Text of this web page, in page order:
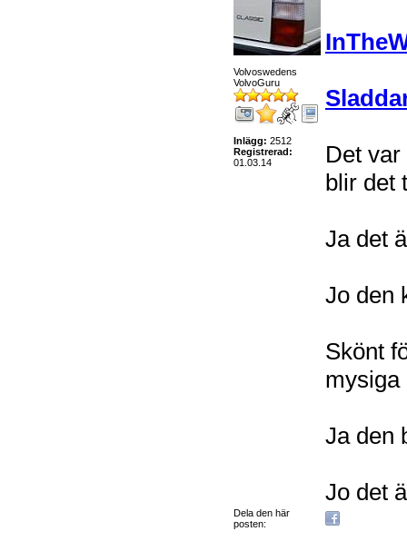
Volvoswedens
VolvoGuru
Inlägg: 2512
Registrerad:
01.03.14
Det
blir det
Ja det
Jo den
Skönt
mysiga
Ja den
Jo det
Dela den här
posten: